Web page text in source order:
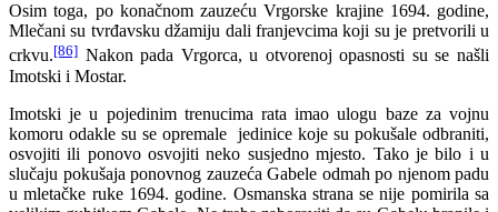
Osim toga, po konačnom zauzeću Vrgorske krajine 1694. godine,
Mlečani su tvrđavsku džamiju dali franjevcima koji su je pretvorili u
crkvu.[86] Nakon pada Vrgorca, u otvorenoj opasnosti su se našli
Imotski i Mostar.
Imotski je u pojedinim trenucima rata imao ulogu baze za vojnu
komoru odakle su se opremale jedinice koje su pokušale odbraniti,
osvojiti ili ponovo osvojiti neko susjedno mjesto. Tako je bilo i u
slučaju pokušaja ponovnog zauzeća Gabele odmah po njenom padu
u mletačke ruke 1694. godine. Osmanska strana se nije pomirila sa